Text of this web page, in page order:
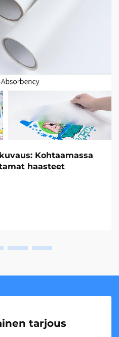
Kohtaamassa
haasteet
tarjous